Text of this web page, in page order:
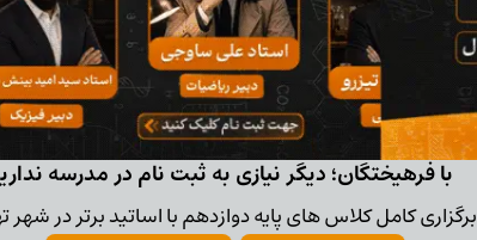
با فرهیختگان؛ دیگر نیازی به ثبت نام در مدرسه
برگزاری کامل کلاس های پایه دوازدهم با اساتید برتر در شهر